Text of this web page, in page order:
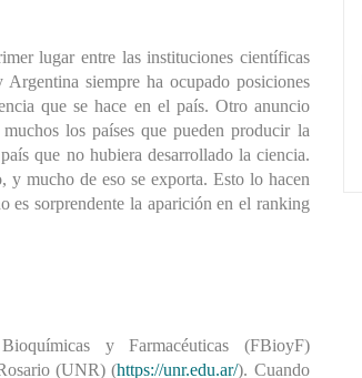
lugar entre las instituciones científicas
siempre ha ocupado posiciones
que se hace en el país. Otro anuncio
los países que pueden producir la
que no hubiera desarrollado la ciencia.
y mucho de eso se exporta. Esto lo hacen
es sorprendente la aparición en el ranking
y Farmacéuticas (FBioyF)
(UNR) (https://unr.edu.ar/). Cuando